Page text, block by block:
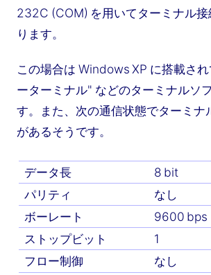
232C (COM) を用いてターミナル
ります。
この場合は Windows XP に搭載さ
ーターミナル" などのターミナルソ
す。また、次の通信状態でターミナ
があるそうです。
データ長
8 bit
パリティ
なし
ボーレート
9600 bps
ストップビット
1
フロー制御
なし